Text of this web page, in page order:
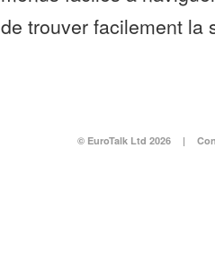
de trouver facilement la
© EuroTalk Ltd 2026 |